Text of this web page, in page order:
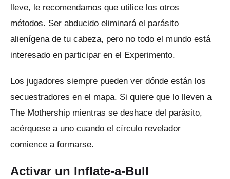
lleve, le recomendamos que utilice los otros
métodos. Ser abducido eliminará el parásito
alienígena de tu cabeza, pero no todo el mundo está
interesado en participar en el Experimento.
Los jugadores siempre pueden ver dónde están los
secuestradores en el mapa. Si quiere que lo lleven a
The Mothership mientras se deshace del parásito,
acérquese a uno cuando el círculo revelador
comience a formarse.
Activar un Inflate-a-Bull